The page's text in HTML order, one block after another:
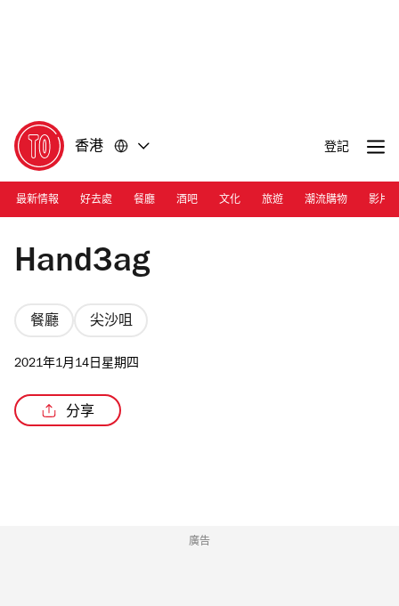
香港 登記
最新情報 好去處 餐廳 酒吧 文化 旅遊 潮流購物 影片
Photograph: Courtesy Hand3ag
Hand3ag
餐廳 尖沙咀
2021年1月14日星期四
分享
廣告